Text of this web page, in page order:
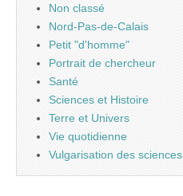
Non classé
Nord-Pas-de-Calais
Petit "d'homme"
Portrait de chercheur
Santé
Sciences et Histoire
Terre et Univers
Vie quotidienne
Vulgarisation des sciences